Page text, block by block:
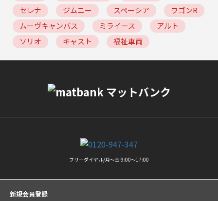
セレナ
ジムニー スペーシア
ワゴンR
ムーヴキャンバス
ミライース
アルト
ソリオ
キャスト 福祉車両
フリーダイヤル/月〜金 9:00〜17:00
新規会員登録